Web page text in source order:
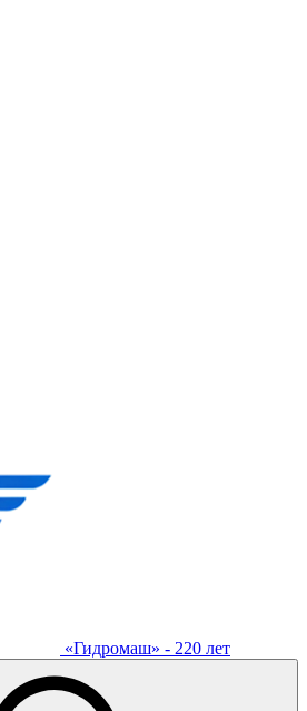
«Гидромаш» - 220 лет